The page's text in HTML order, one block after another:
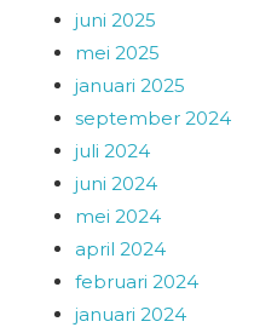
juni 2025
mei 2025
januari 2025
september 2024
juli 2024
juni 2024
mei 2024
april 2024
februari 2024
januari 2024